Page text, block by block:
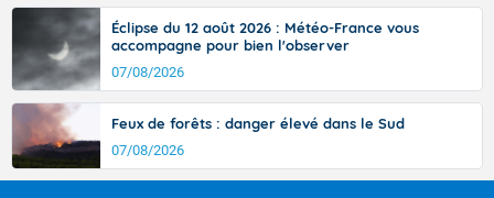
Éclipse du 12 août 2026 : Météo-France vous
accompagne pour bien l'observer
07/08/2026
Feux de forêts : danger élevé dans le Sud
07/08/2026